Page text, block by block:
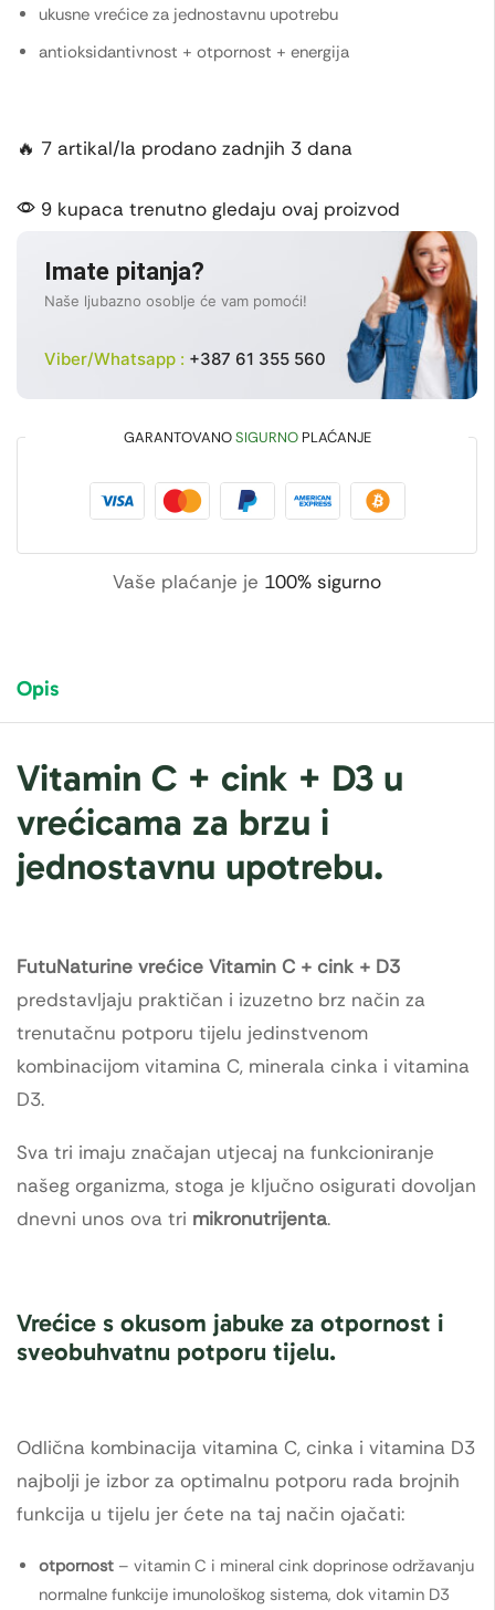
ukusne vrećice za jednostavnu upotrebu
antioksidantivnost + otpornost + energija
🔥 7 artikal/la prodano zadnjih 3 dana
9 kupaca trenutno gledaju ovaj proizvod
Imate pitanja?
Naše ljubazno osoblje će vam pomoći!
Viber/Whatsapp : +387 61 355 560
GARANTOVANOSIGURNOPLAĆANJE
Vaše plaćanje je 100% sigurno
Opis
Vitamin C + cink + D3 u
vrećicama za brzu i
jednostavnu upotrebu.
FutuNaturine vrećice Vitamin C + cink + D3
predstavljaju praktičan i izuzetno brz način za
trenutačnu potporu tijelu jedinstvenom
kombinacijom vitamina C, minerala cinka i vitamina
D3.
Sva tri imaju značajan utjecaj na funkcioniranje
našeg organizma, stoga je ključno osigurati dovoljan
dnevni unos ova tri mikronutrijenta.
Vrećice s okusom jabuke za otpornost i
sveobuhvatnu potporu tijelu.
Odlična kombinacija vitamina C, cinka i vitamina D3
najbolji je izbor za optimalnu potporu rada brojnih
funkcija u tijelu jer ćete na taj način ojačati:
otpornost – vitamin C i mineral cink doprinose održavanju
normalne funkcije imunološkog sistema, dok vitamin D3